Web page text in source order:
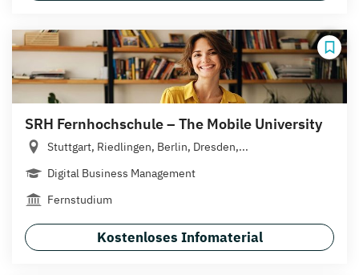
SRH Fernhochschule – The Mobile University
Stuttgart, Riedlingen, Berlin, Dresden,...
Digital Business Management
Fernstudium
Kostenloses Infomaterial